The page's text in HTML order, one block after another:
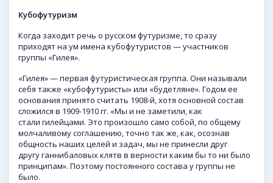
Кубофутуризм
Когда заходит речь о русском футуризме, то сразу
приходят на ум имена кубофутуристов — участников
группы «Гилея».
«Гилея» — первая футуристическая группа. Они называли
себя также «кубофутуристы» или «будетляне». Годом ее
основания принято считать 1908-й, хотя основной состав
сложился в 1909-1910 гг. «Мы и не заметили, как
стали гилейцами. Это произошло само собой, по общему
молчаливому соглашению, точно так же, как, осознав
общность наших целей и задач, мы не принесли друг
другу ганнибаловых клятв в верности каким бы то ни было
принципам». Поэтому постоянного состава у группы не
было.